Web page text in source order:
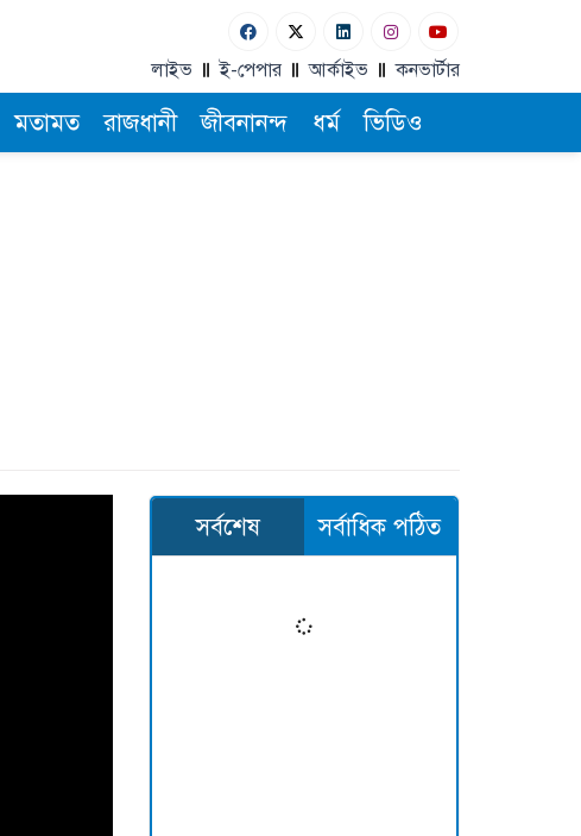
লাইভ ই-পেপার আর্কাইভ কনভার্টার
মতামত রাজধানী জীবনানন্দ ধর্ম ভিডিও
সর্বশেষ সর্বাধিক পঠিত